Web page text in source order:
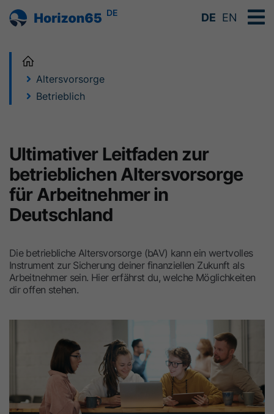
DE DE EN
Home
Altersvorsorge
Betrieblich
Ultimativer Leitfaden zur
betrieblichen Altersvorsorge
für Arbeitnehmer in
Deutschland
Die betriebliche Altersvorsorge (bAV) kann ein wertvolles
Instrument zur Sicherung deiner finanziellen Zukunft als
Arbeitnehmer sein. Hier erfährst du, welche Möglichkeiten
dir offen stehen.